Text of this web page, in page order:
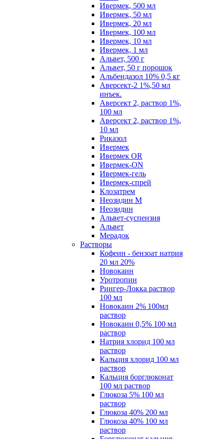
Ивермек, 500 мл
Ивермек, 50 мл
Ивермек, 20 мл
Ивермек, 100 мл
Ивермек, 10 мл
Ивермек, 1 мл
Альвет, 500 г
Альвет, 50 г порошок
Альбендазол 10% 0,5 кг
Аверсект-2 1%,50 мл
инъек.
Аверсект 2, раствор 1%,
100 мл
Аверсект 2, раствор 1%,
10 мл
Риказол
Ивермек
Ивермек OR
Ивермек-ON
Ивермек-гель
Ивермек-спрей
Клозатрем
Неозидин М
Неозидин
Альвет-суспензия
Альвет
Мерадок
Растворы
Кофеин - бензоат натрия
20 мл 20%
Новокаин
Уротропин
Рингер-Локка раствор
100 мл
Новокаин 2% 100мл
раствор
Новокаин 0,5% 100 мл
раствор
Натрия хлорид 100 мл
раствор
Кальция хлорид 100 мл
раствор
Кальция борглюконат
100 мл раствор
Глюкоза 5% 100 мл
раствор
Глюкоза 40% 200 мл
Глюкоза 40% 100 мл
раствор